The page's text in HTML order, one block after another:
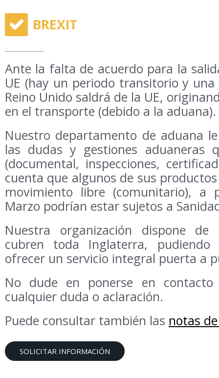
BREXIT
Ante la falta de acuerdo para la
UE (hay un periodo transitorio y
Reino Unido saldrá de la UE,
en el transporte (debido a la aduana).
Nuestro departamento de aduana
las dudas y gestiones aduaneras
(documental, inspecciones,
cuenta que algunos de sus
movimiento libre (comunitario), a
Marzo podrían estar sujetos a
Nuestra organización dispone de
cubren toda Inglaterra,
ofrecer un servicio integral puerta a
No dude en ponerse en
cualquier duda o aclaración.
Puede consultar también las notas
SOLICITAR INFORMACIÓN